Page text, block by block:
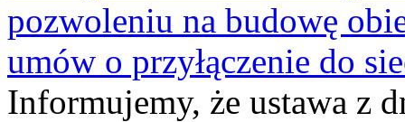
pozwoleniu na budowę
umów o przyłączenie do
Informujemy, że ustawa z